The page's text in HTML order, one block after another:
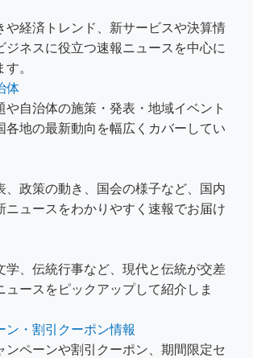
や経済トレンド、新サービスや決算情
ジネスに役立つ速報ニュースを中心に
。
体
や自治体の施策・発表・地域イベント
各地の最新動向を幅広くカバーしてい
、政策の動き、国会の様子など、国内
ニュースをわかりやすく速報でお届け
学、伝統行事など、現代と伝統が交差
ュースをピックアップして紹介しま
ン・割引クーポン情報
ンペーンや割引クーポン、期間限定セ